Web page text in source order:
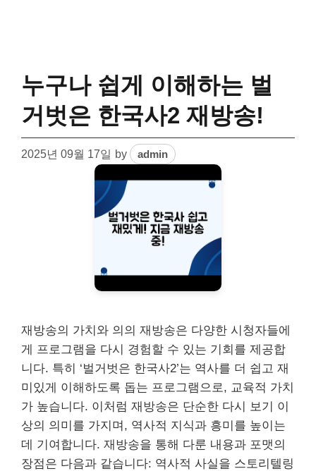
누구나 쉽게 이해하는 벌
거벗은 한국사2 재방송!
2025년 09월 17일 by admin
재방송의 가치와 의의 재방송은 다양한 시청자들에
게 프로그램을 다시 경험할 수 있는 기회를 제공합
니다. 특히 ‘벌거벗은 한국사2’는 역사를 더 쉽고 재
미있게 이해하도록 돕는 프로그램으로, 교육적 가치
가 높습니다. 이처럼 재방송은 단순한 다시 보기 이
상의 의미를 가지며, 역사적 지식과 흥미를 높이는
데 기여합니다. 재방송을 통해 다룬 내용과 포맷의
장점은 다음과 같습니다: 역사적 사실을 스토리텔링